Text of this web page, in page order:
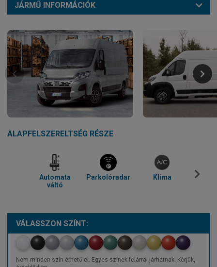
JÁRMŰ INFORMÁCIÓK
ALAPFELSZERELTSÉG RÉSZE
Automata
váltó
Parkolóradar Klíma
VÁLASSZON SZÍNT:
Nem minden szín érhető el. Egyes színek felárral járhatnak. Kérjük,